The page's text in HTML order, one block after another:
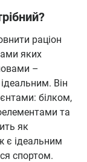
раціон
яких
–
Він
білком,
та
як
є ідеальним
спортом.